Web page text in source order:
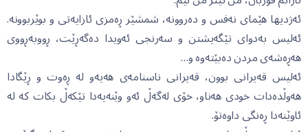
ئەژدیها هێمای نەفس و دەروونە، شمشێر ڕەمزی ئازایەتی و بوێربوونە.
ئەلیس بەدوای تێگەیشتن و سەرنجی ئەویدا دەگەڕێت، ڕووبەڕووی
هەڕەشەی مردن دەبێتەوە و…
ئەلیس قەیرانی بوون، قەیرانی ناسنامەی هەیەو لە ڕەوت و ڕێگادا
هەوڵدەدات خودی هەناو، خۆی لەگەڵ ئەو وێنەیەدا تێکەڵ بکات کە لە
ئاوێنەدا ڕەنگی داوەتۆ.